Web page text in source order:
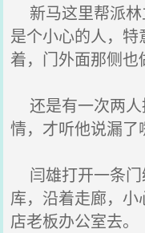
新马这里帮派林
是个小心的人，
着，门外面那侧也
还是有一次两人
情，才听他说漏了
闫雄打开一条门
库，沿着走廊，
店老板办公室去。